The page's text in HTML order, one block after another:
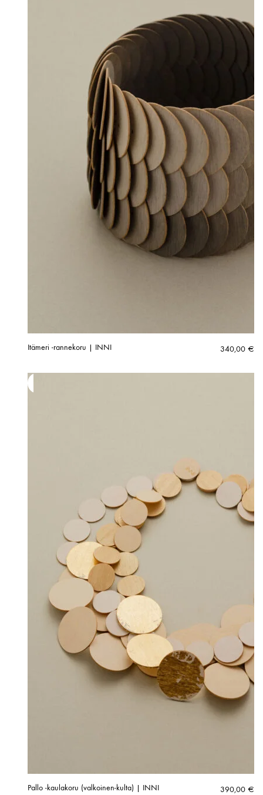
Itämeri -rannekoru | INNI 340,00 €
Pallo -kaulakoru (valkoinen-kulta) | INNI 390,00 €